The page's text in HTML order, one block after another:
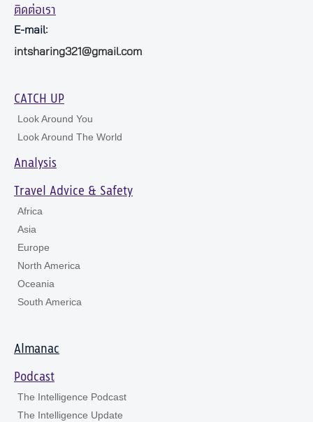
ติดต่อเรา
E-mail:
intsharing321@gmail.com
CATCH UP
Look Around You
Look Around The World
Analysis
Travel Advice & Safety
Africa
Asia
Europe
North America
Oceania
South America
Almanac
Podcast
The Intelligence Podcast
The Intelligence Update